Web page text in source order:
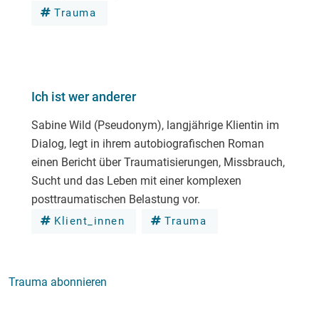
Trauma
Ich ist wer anderer
Sabine Wild (Pseudonym), langjährige Klientin im
Dialog, legt in ihrem autobiografischen Roman
einen Bericht über Traumatisierungen, Missbrauch,
Sucht und das Leben mit einer komplexen
posttraumatischen Belastung vor.
Klient_innen Trauma
Trauma abonnieren